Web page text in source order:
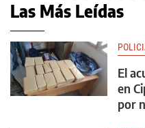
Las Más Leídas
El
en
por